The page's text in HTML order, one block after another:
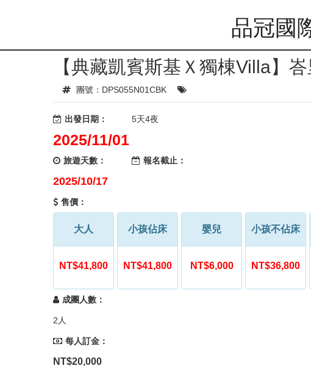
品冠國
【典藏凱賓斯基Ｘ獨棟Villa】
團號：DPS055N01CBK
出發日期：
2025/11/01
旅遊天數：
5天4夜
報名截止：
2025/10/17
售價：
大人
NT$41,800
小孩佔床
NT$41,800
嬰兒
NT$6,000
小孩不佔床
NT$36,800
成團人數：
2人
每人訂金：
NT$20,000